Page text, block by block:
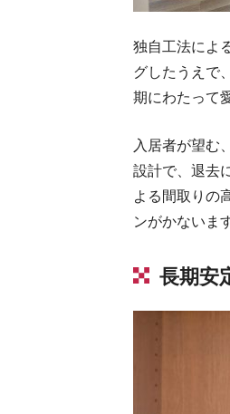
独自工法によ
グしたうえで
期にわたって
入居者が望む
設計で、退去
よる間取りの
ンがかないま
長期安